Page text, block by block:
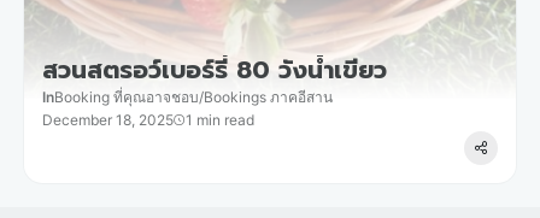
สวนสตรอว์เบอร์รี่ 80 วังน้ำเขียว
InBooking ที่คุณอาจชอบ/Bookings ภาคอีสาน
December 18, 2025
1 min read